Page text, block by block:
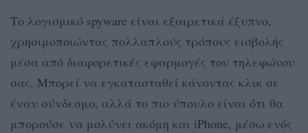
Το λογισμικό spyware είναι εξαιρετικά έξυπνο,
χρησιμοποιώντας πολλαπλούς τρόπους εισβολής
μέσα από διαφορετικές εφαρμογές του τηλεφώνου
σας. Μπορεί να εγκατασταθεί κάνοντας κλικ σε
έναν σύνδεσμο, αλλά το πιο ύπουλο είναι ότι θα
μπορούσε να μολύνει ακόμη και iPhone, μέσω ενός